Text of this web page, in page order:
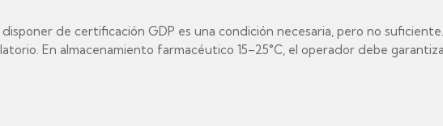
de certificación GDP es una condición necesaria, pero no
En almacenamiento farmacéutico 15–25°C, el operador debe